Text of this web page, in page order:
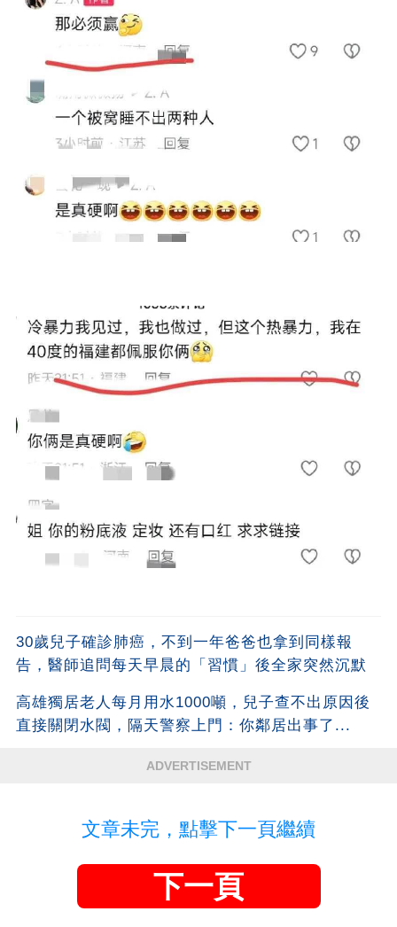
30歲兒子確診肺癌，不到一年爸爸也拿到同樣報
告，醫師追問每天早晨的「習慣」後全家突然沉默
高雄獨居老人每月用水1000噸，兒子查不出原因後
直接關閉水閥，隔天警察上門：你鄰居出事了...
ADVERTISEMENT
文章未完，點擊下一頁繼續
下一頁